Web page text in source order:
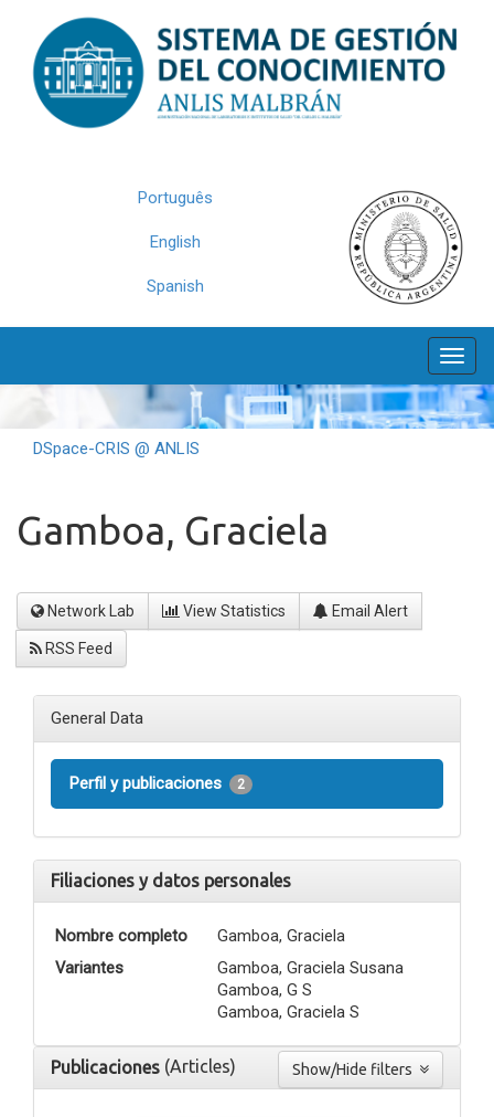
navigation
Português
English
Spanish
DSpace-CRIS @ ANLIS
Gamboa, Graciela
Network Lab View Statistics Email Alert
RSS Feed
General Data
Perfil y publicaciones 2
Filiaciones y datos personales
Nombre completo
Gamboa, Graciela
Variantes
Gamboa, Graciela Susana
Gamboa, G S
Gamboa, Graciela S
Publicaciones (Articles)